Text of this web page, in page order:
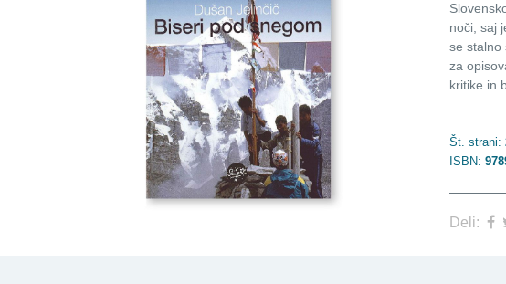
noči, saj
se stalno
za
kritike in
Št. strani:
ISBN:
Deli: